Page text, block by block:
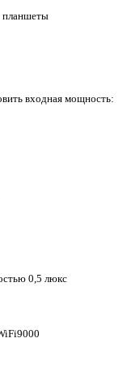
планшеты
входная мощность:
0,5 люкс